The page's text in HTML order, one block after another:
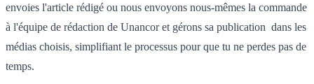
envoies l'article rédigé ou nous envoyons nous-mêmes la commande
à l'équipe de rédaction de Unancor et gérons sa publication dans les
médias choisis, simplifiant le processus pour que tu ne perdes pas de
temps.